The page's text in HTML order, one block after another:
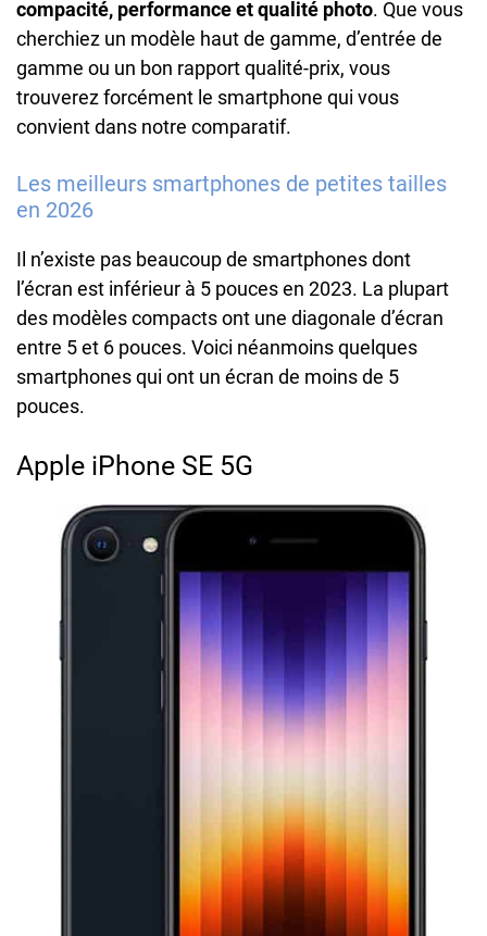
compacité, performance et qualité photo. Que vous
cherchiez un modèle haut de gamme, d’entrée de
gamme ou un bon rapport qualité-prix, vous
trouverez forcément le smartphone qui vous
convient dans notre comparatif.
Les meilleurs smartphones de petites tailles
en 2026
Il n’existe pas beaucoup de smartphones dont
l’écran est inférieur à 5 pouces en 2023. La plupart
des modèles compacts ont une diagonale d’écran
entre 5 et 6 pouces. Voici néanmoins quelques
smartphones qui ont un écran de moins de 5
pouces.
Apple iPhone SE 5G